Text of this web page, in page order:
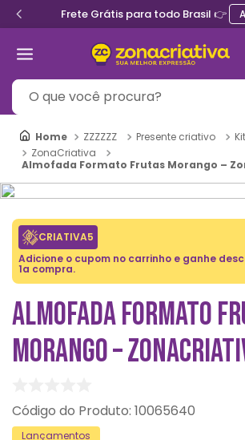
Frete Grátis para todo Brasil 👉
O que você procura?
ZZZZZZ Presente criativo
ZonaCriativa
Almofada Formato Frutas Morango –
CRIATIVA5
Adicione o cupom no carrinho e ganhe
1a compra.
ALMOFADA FORMATO
MORANGO –
: 10065640
Lançamentos